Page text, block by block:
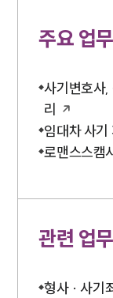
주요 업
사기변호사,
리
임대차 사기
로맨스스캠
관련 업
형사 · 사기죄